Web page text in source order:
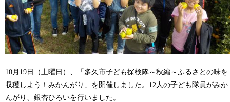
10月19日（土曜日）、「多久市子ども探検隊～秋編～ふるさとの味を
収穫しよう！みかんがり」を開催しました。12人の子ども隊員がみか
んがり、銀杏ひろいを行いました。